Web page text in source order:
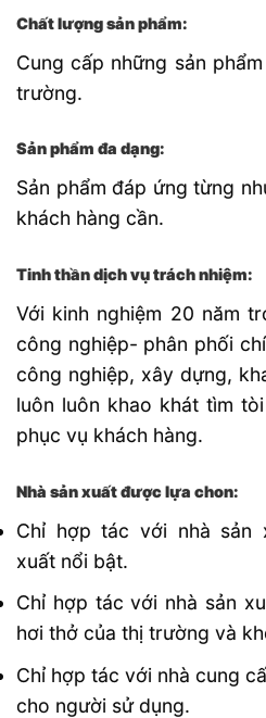
Chất lượng sản phẩm:
Cung cấp những sản
trường.
Sản phẩm đa dạng:
Sản phẩm đáp ứng từng
khách hàng cần.
Tinh thần dịch vụ trách nhiệm:
Với kinh nghiệm 20 năm
công nghiệp- phân phối
công nghiệp, xây dựng,
luôn luôn khao khát tìm
phục vụ khách hàng.
Nhà sản xuất được lựa chon:
Chỉ hợp tác với nhà sản
xuất nổi bật.
Chỉ hợp tác với nhà sản
hơi thở của thị trường và
Chỉ hợp tác với nhà cung
cho người sử dụng.